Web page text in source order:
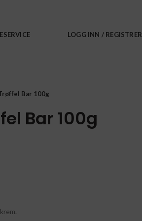
LOGG INN / REGISTRER
Bar 100g
Bar 100g